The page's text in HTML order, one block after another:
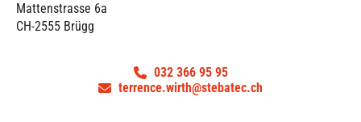
Mattenstrasse 6a
CH-2555 Brügg
032 366 95 95
terrence.wirth@stebatec.ch